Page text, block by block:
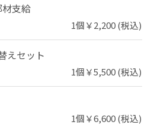
支給
1個￥2,200 (税込)
えセット
1個￥5,500 (税込)
1個￥6,600 (税込)